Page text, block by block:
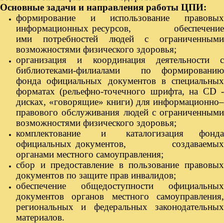
Основные задачи и направления работы ЦПИ:
формирование и использование правовых
информационных ресурсов, обеспечение
ими потребностей людей с ограниченными
возможностями физического здоровья;
организация и координация деятельности с
библиотеками-филиалами по формированию
фонда официальных документов в специальных
форматах (рельефно-точечного шрифта, на CD -
дисках, «говорящие» книги) для информационно–
правового обслуживания людей с ограниченными
возможностями физического здоровья;
комплектование и каталогизация фонда
официальных документов, создаваемых
органами местного самоуправления;
сбор и предоставление в пользование правовых
документов по защите прав инвалидов;
обеспечение общедоступности официальных
документов органов местного самоуправления,
региональных и федеральных законодательных
материалов.